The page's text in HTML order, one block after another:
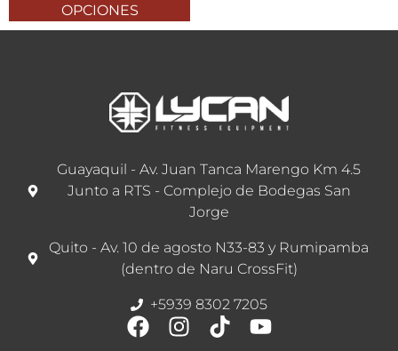
OPCIONES
Guayaquil - Av. Juan Tanca Marengo Km 4.5
Junto a RTS - Complejo de Bodegas San
Jorge
Quito - Av. 10 de agosto N33-83 y Rumipamba
(dentro de Naru CrossFit)
+5939 8302 7205